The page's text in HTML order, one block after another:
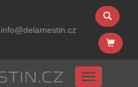
info@delamestin.cz
Menu